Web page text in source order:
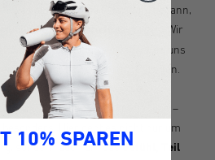
Was als einmalige Erfahrung begann,
Gemeinschaft
geworden. Wir
und Zwift Kontakt, tauschen uns
und planen regelmäßige Treffen.
ohne das Camp nicht entstanden –
Hier geht es nicht nur um
sondern auch um dasGefühl, Teil
10% SPAREN